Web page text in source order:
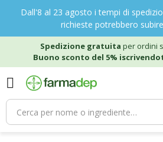
Dall'8 al 23 agosto i tempi di
richieste potrebbero
Spedizione gratuita per ordini
Buono sconto del 5%